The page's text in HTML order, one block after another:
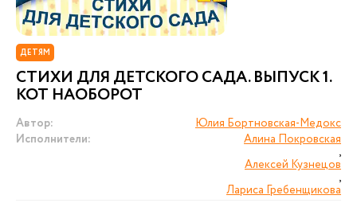
ДЕТЯМ
СТИХИ ДЛЯ ДЕТСКОГО САДА. ВЫПУСК 1.
КОТ НАОБОРОТ
Автор:
Юлия Бортновская-Медокс
Исполнители:
Алина Покровская
,
Алексей Кузнецов
,
Лариса Гребенщикова